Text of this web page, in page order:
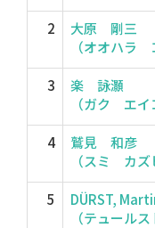
2
大原 剛三
（オオハラ
3
楽 詠灝
（ガク エイ
4
鷲見 和彦
（スミ カズ
5
DÜRST,
（テュール